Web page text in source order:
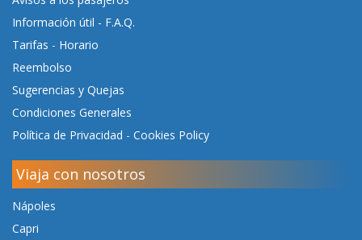
Información útil - F.A.Q.
Tarifas - Horario
Reembolso
Sugerencias y Quejas
Condiciones Generales
Política de Privacidad - Cookies Policy
Viaja con nosotros
Nápoles
Capri